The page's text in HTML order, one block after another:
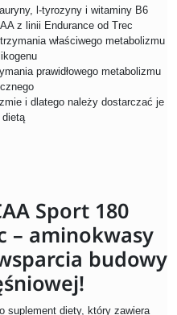
l-tyrozyny i witaminy B6
z linii Endurance od Trec
właściwego metabolizmu
prawidłowego metabolizmu
i dlatego należy dostarczać je
Sport 180
– aminokwasy
budowy
suplement diety, który zawiera